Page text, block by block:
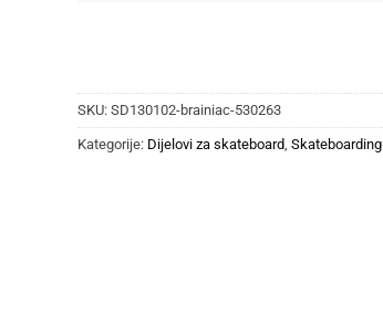
SKU: SD130102-brainiac-530263
Kategorije: Dijelovi za skateboard, Skateboarding